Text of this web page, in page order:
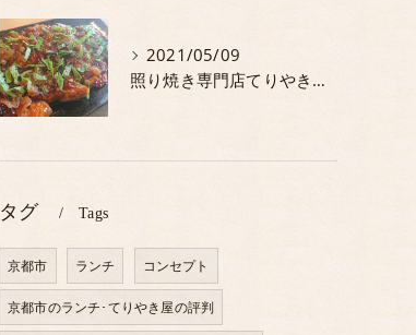
2021/05/09
照り焼き専門店てりやき屋5月からの期間限定商品
タグ Tags
京都市 ランチ コンセプト
京都市のランチ･てりやき屋の評判